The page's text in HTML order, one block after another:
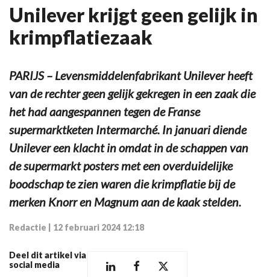
Unilever krijgt geen gelijk in
krimpflatiezaak
PARIJS – Levensmiddelenfabrikant Unilever heeft
van de rechter geen gelijk gekregen in een zaak die
het had aangespannen tegen de Franse
supermarktketen Intermarché. In januari diende
Unilever een klacht in omdat in de schappen van
de supermarkt posters met een overduidelijke
boodschap te zien waren die krimpflatie bij de
merken Knorr en Magnum aan de kaak stelden.
Redactie 12 februari 2024 12:18
Deel dit artikel via
social media